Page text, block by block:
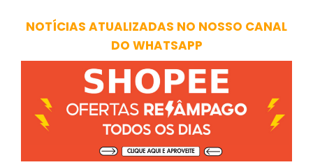
NOTÍCIAS ATUALIZADAS NO NOSSO CANAL
DO WHATSAPP